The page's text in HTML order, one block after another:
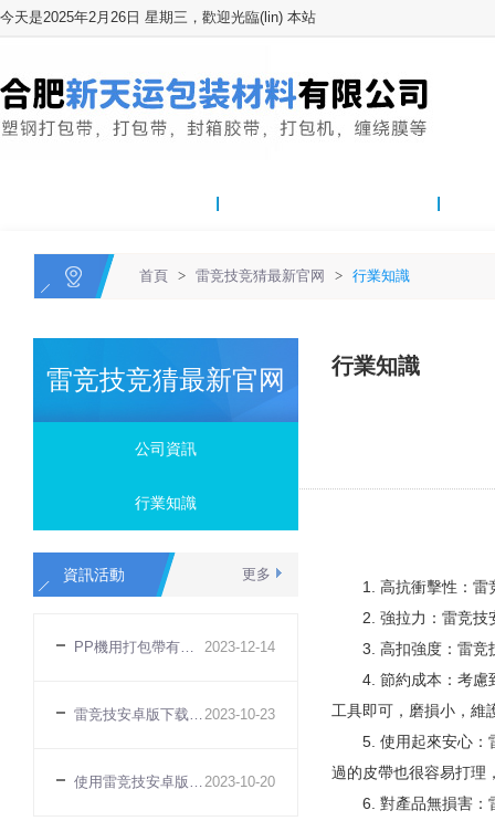
今天是2025年2月26日 星期三，歡迎光臨(lin) 本站
首頁 > 雷竞技竞猜最新官网 > 行業知識
雷竞技竞猜最新官网
公司資訊
行業知識
更多
資訊活動
2023-12-14
PP機用打包帶有哪些特點
2023-10-23
雷竞技安卓版下载無法打緊原因
2023-10-20
使用雷竞技安卓版下载有什麽好處
行業知識
1. 高抗衝擊性：雷竞
2. 強拉力：雷竞技安
3. 高扣強度：雷竞技
4. 節約成本：考慮到
工具即可，磨損小，維
5. 使用起來安心：雷
過的皮帶也很容易打理
6. 對產品無損害：雷